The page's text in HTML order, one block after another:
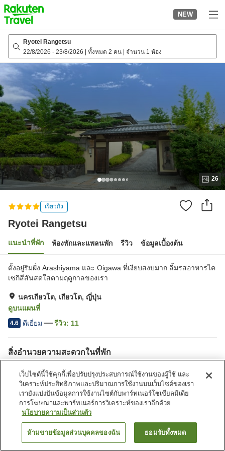
to
top
page
NEW
Ryotei Rangetsu
22/8/2026 - 23/8/2026 ทั้งหมด 2 คน จำนวน 1 ห้อง
26
เรียวกัง
Ryotei Rangetsu
แนะนำที่พัก ห้องพักและแพลนพัก รีวิว ข้อมูลเบื้องต้น
ตั้งอยู่ริมฝั่ง Arashiyama และ Oigawa ที่เงียบสงบมาก ลิ้มรสอาหารไค
เซกิสีสันสดใสตามฤดูกาลของเรา
นครเกียวโต, เกียวโต, ญี่ปุ่น
ดูบนแผนที่
4.6 ดีเยี่ยม รีวิว: 11
สิ่งอำนวยความสะดวกในที่พัก
ที่จอดรถ (ฟรี)
ห้องอาบน้ำเปิดโล่ง (มีบ่อน้ำพุ
ร้อน)
หน้าแรก ญี่ปุ่น เกียวโต
ค้นหาห้องพัก
เว็บไซต์นี้ใช้คุกกี้เพื่อปรับปรุงประสบการณ์ใช้งานของผู้ใช้ และ
วิเคราะห์ประสิทธิภาพและปริมาณการใช้งานบนเว็บไซต์ของเรา
เรายังแบ่งปันข้อมูลการใช้งานไซต์กับพาร์ทเนอร์โซเชียลมีเดีย
การโฆษณาและพาร์ทเนอร์การวิเคราะห์ของเราอีกด้วย
นโยบายความเป็นส่วนตัว
ห้ามขายข้อมูลส่วนบุคคลของฉัน ยอมรับทั้งหมด